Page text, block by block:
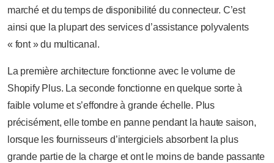
marché et du temps de disponibilité du connecteur. C’est
ainsi que la plupart des services d’assistance polyvalents
« font » du multicanal.
La première architecture fonctionne avec le volume de
Shopify Plus. La seconde fonctionne en quelque sorte à
faible volume et s’effondre à grande échelle. Plus
précisément, elle tombe en panne pendant la haute saison,
lorsque les fournisseurs d’intergiciels absorbent la plus
grande partie de la charge et ont le moins de bande passante